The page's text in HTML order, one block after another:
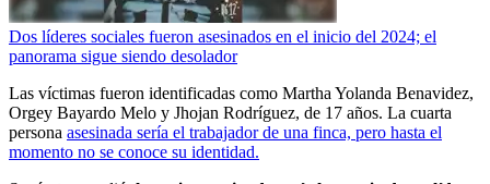
Dos líderes sociales fueron asesinados en el inicio del 2024; el
panorama sigue siendo desolador
Las víctimas fueron identificadas como Martha Yolanda Benavidez,
Orgey Bayardo Melo y Jhojan Rodríguez, de 17 años. La cuarta
persona asesinada sería el trabajador de una finca, pero hasta el
momento no se conoce su identidad.